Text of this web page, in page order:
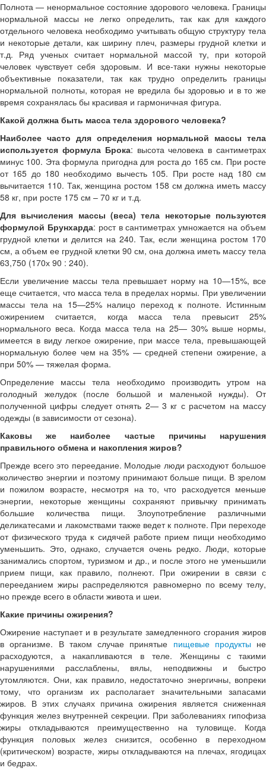
Полнота — ненормальное состояние здорового человека. Границы
нормальной массы не легко определить, так как для каждого
отдельного человека необходимо учитывать общую структуру тела
и некоторые детали, как ширину плеч, размеры грудной клетки и
т.д. Ряд ученых считает нормальной массой ту, при которой
человек чувствует себя здоровым. И все-таки нужны некоторые
объективные показатели, так как трудно определить границы
нормальной полноты, которая не вредила бы здоровью и в то же
время сохранялась бы красивая и гармоничная фигура.
Какой должна быть масса тела здорового человека?
Наиболее часто для определения нормальной массы тела
используется формула Брока: высота человека в сантиметрах
минус 100. Эта формула пригодна для роста до 165 см. При росте
от 165 до 180 необходимо вычесть 105. При росте над 180 см
вычитается 110. Так, женщина ростом 158 см должна иметь массу
58 кг, при росте 175 см – 70 кг и т.д.
Для вычисления массы (веса) тела некоторые пользуются
формулой Брунхарда: рост в сантиметрах умножается на объем
грудной клетки и делится на 240. Так, если женщина ростом 170
см, а объем ее грудной клетки 90 см, она должна иметь массу тела
63,750 (170х 90 : 240).
Если увеличение массы тела превышает норму на 10—15%, все
еще считается, что масса тела в пределах нормы. При увеличении
массы тела на 15—25% налицо переход к полноте. Истинным
ожирением считается, когда масса тела превысит 25%
нормального веса. Когда масса тела на 25— 30% выше нормы,
имеется в виду легкое ожирение, при массе тела, превышающей
нормальную более чем на 35% — средней степени ожирение, а
при 50% — тяжелая форма.
Определение массы тела необходимо производить утром на
голодный желудок (после большой и маленькой нужды). От
полученной цифры следует отнять 2— 3 кг с расчетом на массу
одежды (в зависимости от сезона).
Каковы же наиболее частые причины нарушения
правильного обмена и накопления жиров?
Прежде всего это переедание. Молодые люди расходуют большое
количество энергии и поэтому принимают больше пищи. В зрелом
и пожилом возрасте, несмотря на то, что расходуется меньше
энергии, некоторые женщины сохраняют привычку принимать
большие количества пищи. Злоупотребление различными
деликатесами и лакомствами также ведет к полноте. При переходе
от физического труда к сидячей работе прием пищи необходимо
уменьшить. Это, однако, случается очень редко. Люди, которые
занимались спортом, туризмом и др., и после этого не уменьшили
прием пищи, как правило, полнеют. При ожирении в связи с
перееданием жиры распределяются равномерно по всему телу,
но прежде всего в области живота и шеи.
Какие причины ожирения?
Ожирение наступает и в результате замедленного сгорания жиров
в организме. В таком случае принятые пищевые продуктыне
расходуются, а накапливаются в теле. Женщины с такими
нарушениями расслаблены, вялы, неподвижны и быстро
утомляются. Они, как правило, недостаточно энергичны, вопреки
тому, что организм их располагает значительными запасами
жиров. В этих случаях причина ожирения является сниженная
функция желез внутренней секреции. При заболеваниях гипофиза
жиры откладываются преимущественно на туловище. Когда
функция половых желез снизится, особенно в переходном
(критическом) возрасте, жиры откладываются на плечах, ягодицах
и бедрах.